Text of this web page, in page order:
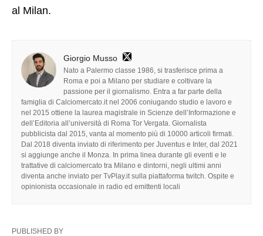
al Milan.
Giorgio Musso
Nato a Palermo classe 1986, si trasferisce prima a
Roma e poi a Milano per studiare e coltivare la
passione per il giornalismo. Entra a far parte della
famiglia di Calciomercato.it nel 2006 coniugando studio e lavoro e
nel 2015 ottiene la laurea magistrale in Scienze dell’Informazione e
dell’Editoria all’università di Roma Tor Vergata. Giornalista
pubblicista dal 2015, vanta al momento più di 10000 articoli firmati.
Dal 2018 diventa inviato di riferimento per Juventus e Inter, dal 2021
si aggiunge anche il Monza. In prima linea durante gli eventi e le
trattative di calciomercato tra Milano e dintorni, negli ultimi anni
diventa anche inviato per TvPlay.it sulla piattaforma twitch. Ospite e
opinionista occasionale in radio ed emittenti locali
PUBLISHED BY